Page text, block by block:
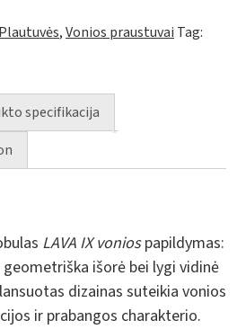
,Vonios praustuvai Tag:
specifikacija
LAVA IX voniospapildymas:
išorė bei lygi vidinė
dizainas suteikia vonios
ir prabangos charakterio.